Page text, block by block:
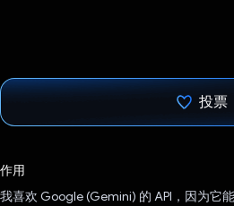
投票
作用
我喜欢 Google (Gemini) 的 API，因为它